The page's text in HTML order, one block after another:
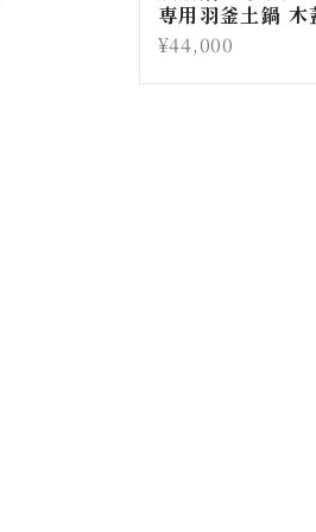
専用羽釜土鍋 木
¥44,000